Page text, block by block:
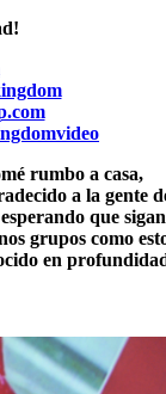
rumbo a casa,
a la gente
que sigan
grupos como
en